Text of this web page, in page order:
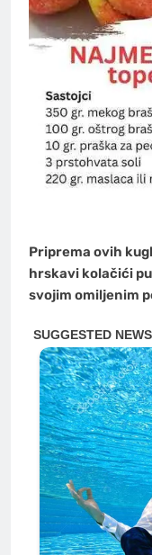
Priprema ovih
hrskavi kolačići
svojim omiljenim